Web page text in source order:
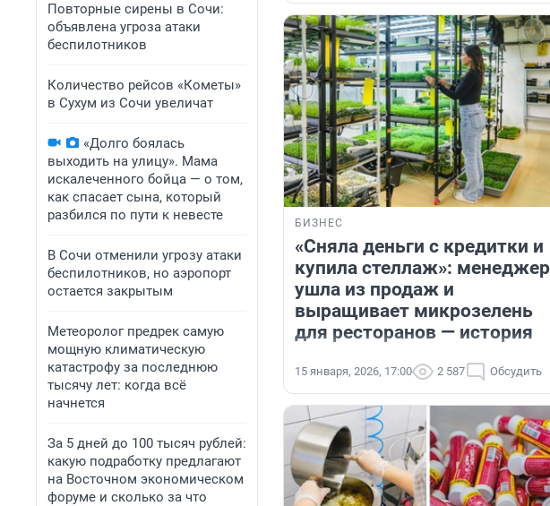
Повторные сирены в Сочи:
объявлена угроза атаки
беспилотников
Количество рейсов «Кометы»
в Сухум из Сочи увеличат
«Долго боялась
выходить на улицу». Мама
искалеченного бойца — о том,
как спасает сына, который
разбился по пути к невесте
В Сочи отменили угрозу атаки
беспилотников, но аэропорт
остается закрытым
Метеоролог предрек самую
мощную климатическую
катастрофу за последнюю
тысячу лет: когда всё
начнется
За 5 дней до 100 тысяч рублей:
какую подработку предлагают
на Восточном экономическом
форуме и сколько за что
БИЗНЕС
«Сняла деньги с кредитки и
купила стеллаж»: менеджер
ушла из продаж и
выращивает микрозелень
для ресторанов — история
15 января, 2026, 17:00 2 587 Обсудить